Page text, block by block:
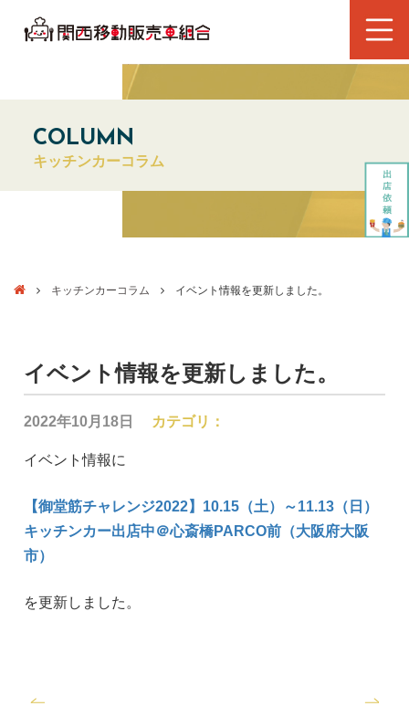
COLUMN
キッチンカーコラム
キッチンカーコラム イベント情報を更新しました。
イベント情報を更新しました。
2022年10月18日 カテゴリ：
イベント情報に
【御堂筋チャレンジ2022】10.15（土）～11.13（日）
キッチンカー出店中＠心斎橋PARCO前（大阪府大阪
市）
を更新しました。